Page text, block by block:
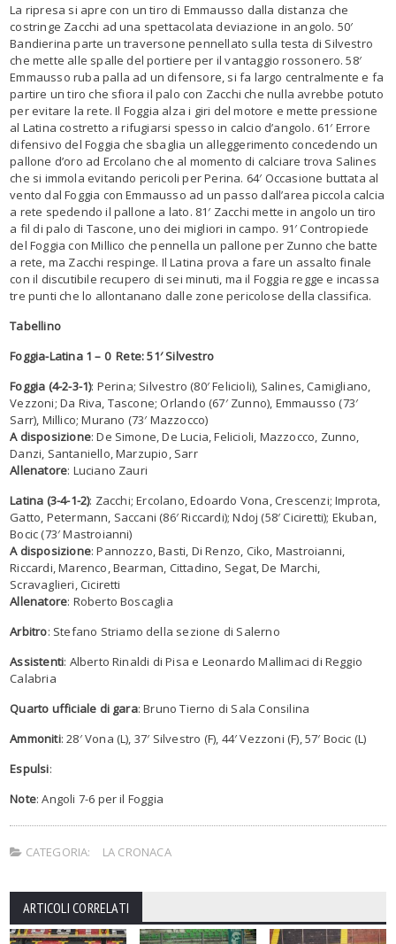
La ripresa si apre con un tiro di Emmausso dalla distanza che
costringe Zacchi ad una spettacolata deviazione in angolo. 50′
Bandierina parte un traversone pennellato sulla testa di Silvestro
che mette alle spalle del portiere per il vantaggio rossonero. 58′
Emmausso ruba palla ad un difensore, si fa largo centralmente e fa
partire un tiro che sfiora il palo con Zacchi che nulla avrebbe potuto
per evitare la rete. Il Foggia alza i giri del motore e mette pressione
al Latina costretto a rifugiarsi spesso in calcio d’angolo. 61′ Errore
difensivo del Foggia che sbaglia un alleggerimento concedendo un
pallone d’oro ad Ercolano che al momento di calciare trova Salines
che si immola evitando pericoli per Perina. 64′ Occasione buttata al
vento dal Foggia con Emmausso ad un passo dall’area piccola calcia
a rete spedendo il pallone a lato. 81′ Zacchi mette in angolo un tiro
a fil di palo di Tascone, uno dei migliori in campo. 91′ Contropiede
del Foggia con Millico che pennella un pallone per Zunno che batte
a rete, ma Zacchi respinge. Il Latina prova a fare un assalto finale
con il discutibile recupero di sei minuti, ma il Foggia regge e incassa
tre punti che lo allontanano dalle zone pericolose della classifica.
Tabellino
Foggia-Latina 1 – 0 Rete: 51′ Silvestro
Foggia (4-2-3-1): Perina; Silvestro (80′ Felicioli), Salines, Camigliano,
Vezzoni; Da Riva, Tascone; Orlando (67′ Zunno), Emmausso (73′
Sarr), Millico; Murano (73′ Mazzocco)
A disposizione: De Simone, De Lucia, Felicioli, Mazzocco, Zunno,
Danzi, Santaniello, Marzupio, Sarr
Allenatore: Luciano Zauri
Latina (3-4-1-2): Zacchi; Ercolano, Edoardo Vona, Crescenzi; Improta,
Gatto, Petermann, Saccani (86′ Riccardi); Ndoj (58′ Ciciretti); Ekuban,
Bocic (73′ Mastroianni)
A disposizione: Pannozzo, Basti, Di Renzo, Ciko, Mastroianni,
Riccardi, Marenco, Bearman, Cittadino, Segat, De Marchi,
Scravaglieri, Ciciretti
Allenatore: Roberto Boscaglia
Arbitro: Stefano Striamo della sezione di Salerno
Assistenti: Alberto Rinaldi di Pisa e Leonardo Mallimaci di Reggio
Calabria
Quarto ufficiale di gara: Bruno Tierno di Sala Consilina
Ammoniti: 28′ Vona (L), 37′ Silvestro (F), 44′ Vezzoni (F), 57′ Bocic (L)
Espulsi:
Note: Angoli 7-6 per il Foggia
CATEGORIA: LA CRONACA
ARTICOLI CORRELATI